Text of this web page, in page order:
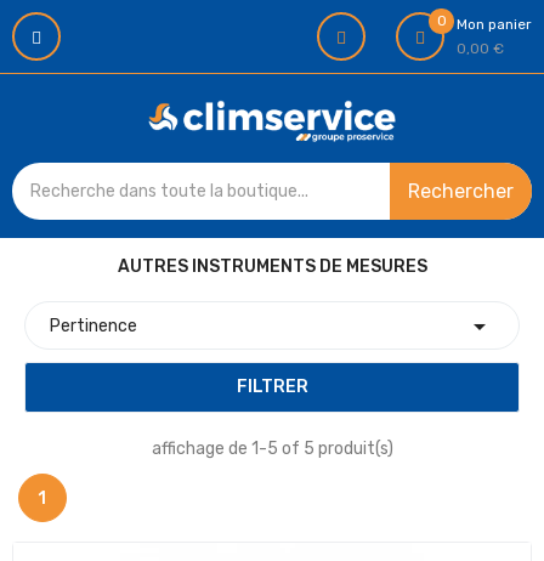
0
Mon panier
0,00 €
Rechercher
AUTRES INSTRUMENTS DE MESURES
Pertinence 
FILTRER
affichage de 1-5 of 5 produit(s)
1